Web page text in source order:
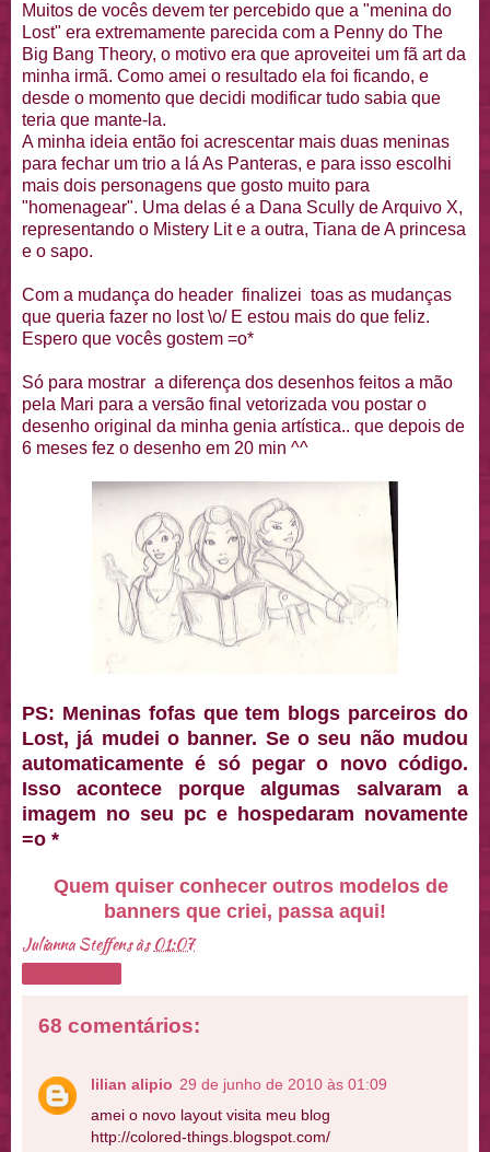
Muitos de vocês devem ter percebido que a "menina do
Lost" era extremamente parecida com a Penny do The
Big Bang Theory, o motivo era que aproveitei um fã art da
minha irmã. Como amei o resultado ela foi ficando, e
desde o momento que decidi modificar tudo sabia que
teria que mante-la.
A minha ideia então foi acrescentar mais duas meninas
para fechar um trio a lá As Panteras, e para isso escolhi
mais dois personagens que gosto muito para
"homenagear". Uma delas é a Dana Scully de Arquivo X,
representando o Mistery Lit e a outra, Tiana de A princesa
e o sapo.
Com a mudança do header finalizei toas as mudanças
que queria fazer no lost \o/ E estou mais do que feliz.
Espero que vocês gostem =o*
Só para mostrar a diferença dos desenhos feitos a mão
pela Mari para a versão final vetorizada vou postar o
desenho original da minha genia artística.. que depois de
6 meses fez o desenho em 20 min ^^
PS: Meninas fofas que tem blogs parceiros do
Lost, já mudei o banner. Se o seu não mudou
automaticamente é só pegar o novo código.
Isso acontece porque algumas salvaram a
imagem no seu pc e hospedaram novamente
=o *
Quem quiser conhecer outros modelos de
banners que criei, passa aqui!
Julianna Steffensàs01:07
68 comentários:
lilian alipio 29 de junho de 2010 às 01:09
amei o novo layout visita meu blog
http://colored-things.blogspot.com/